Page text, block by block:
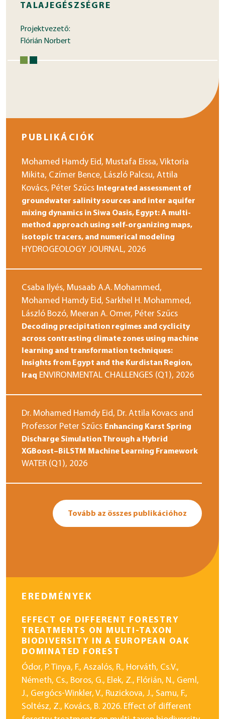
TALAJEGÉSZSÉGRE
Projektvezető:
Flórián Norbert
PUBLIKÁCIÓK
Mohamed Hamdy Eid, Mustafa Eissa, Viktoria
Mikita, Czímer Bence, László Palcsu, Attila
Kovács, Péter Szűcs
Integrated assessment of
groundwater salinity sources and inter aquifer
mixing dynamics in Siwa Oasis, Egypt: A multi-
method approach using self-organizing maps,
isotopic tracers, and numerical modeling
HYDROGEOLOGY JOURNAL, 2026
Csaba Ilyés, Musaab A.A. Mohammed,
Mohamed Hamdy Eid, Sarkhel H. Mohammed,
László Bozó, Meeran A. Omer, Péter Szűcs
Decoding precipitation regimes and cyclicity
across contrasting climate zones using machine
learning and transformation techniques:
Insights from Egypt and the Kurdistan Region,
Iraq ENVIRONMENTAL CHALLENGES (Q1), 2026
Dr. Mohamed Hamdy Eid, Dr. Attila Kovacs and
Professor Peter Szűcs Enhancing Karst Spring
Discharge Simulation Through a Hybrid
XGBoost–BiLSTM Machine Learning Framework
WATER (Q1), 2026
Tovább az összes publikációhoz
EREDMÉNYEK
EFFECT OF DIFFERENT FORESTRY
TREATMENTS ON MULTI-TAXON
BIODIVERSITY IN A EUROPEAN OAK
DOMINATED FOREST
Ódor, P. Tinya, F., Aszalós, R., Horváth, Cs.V.,
Németh, Cs., Boros, G., Elek, Z., Flórián, N., Geml,
J., Gergócs-Winkler, V., Ruzickova, J., Samu, F.,
Soltész, Z., Kovács, B. 2026. Effect of different